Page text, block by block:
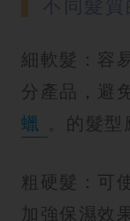
細軟髮：容
分產品，避
蠟
。的髮
粗硬髮：可
加強保濕效